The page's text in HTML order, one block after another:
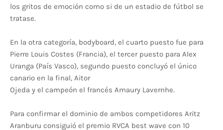
los gritos de emoción como si de un estadio de fútbol se
tratase.
En la otra categoría, bodyboard, el cuarto puesto fue para
Pierre Louis Costes (Francia), el tercer puesto para Alex
Uranga (País Vasco), segundo puesto concluyó el único
canario en la final, Aitor
Ojeda y el campeón el francés Amaury Lavernhe.
Para confirmar el dominio de ambos competidores Aritz
Aranburu consiguió el premio RVCA best wave con 10